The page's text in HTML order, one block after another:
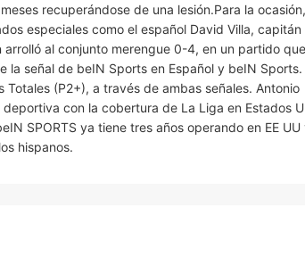
recuperándose de una lesión.Para la
especiales como el español David Villa, capitán
al conjunto merengue 0-4, en un partido que
la señal de beIN Sports en Español y beIN Sports.
(P2+), a través de ambas señales. Antonio
con la cobertura de La Liga en Estados
SPORTS ya tiene tres años operando en EE UU
hispanos.